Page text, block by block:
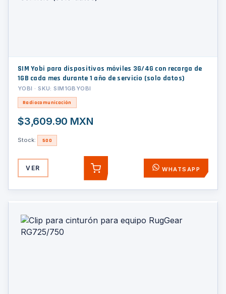
SIM Yobi para dispositivos móviles 3G/4G con recarga de
1GB cada mes durante 1 año de servicio (solo datos)
YOBI · SKU: SIM1GBYOBI
Radiocomunicación
$3,609.90 MXN
Stock: 500
VER AGREGAR WHATSAPP